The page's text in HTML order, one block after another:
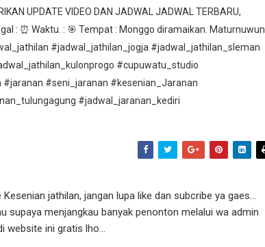
UPDATE VIDEO DAN JADWAL JADWAL TERBARU,
: ⏰ Waktu. : 🎯 Tempat : Monggo diramaikan. Maturnuwun
#jadwal_jathilan_jogja #jadwal_jathilan_sleman
#cupuwatu_studio
#seni_jaranan #kesenian_Jaranan
#jadwal_jaranan_kediri
jathilan, jangan lupa like dan subcribe ya gaes...
supaya menjangkau banyak penonton melalui wa admin
website ini gratis lho...